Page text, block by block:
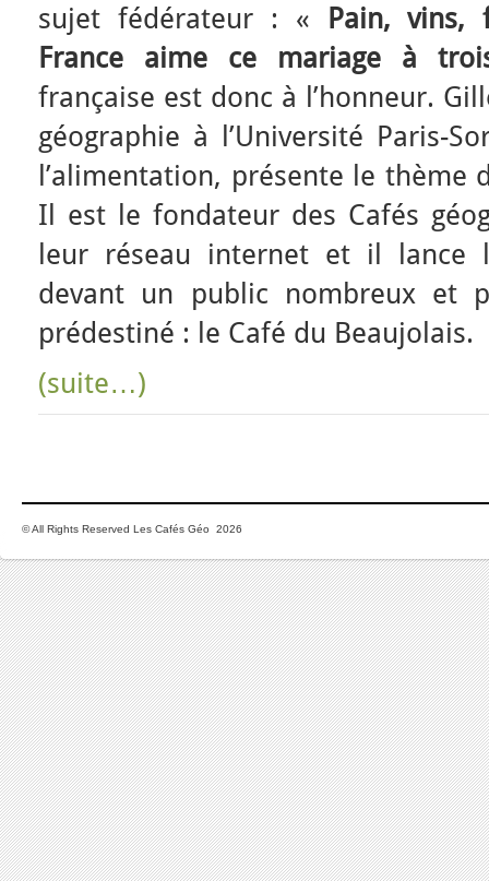
sujet fédérateur : «
Pain, vins,
France aime ce mariage à
française est donc à l’honneur.
géographie à l’Université Paris-
l’alimentation, présente le thème
Il est le fondateur des Cafés
leur réseau internet et il lance
devant un public nombreux et
prédestiné : le Café du Beaujolais.
(suite…)
© All Rights Reserved Les Cafés Géo 2026